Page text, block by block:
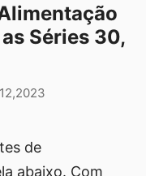
Séries 30,
de
abaixo. Com